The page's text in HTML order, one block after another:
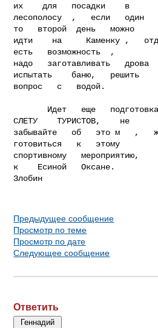
их    для   посадки    в
лесополосу  ,   если   один
то   второй  день   можно
идти    на     Каменку ,
есть   возможность  ,
надо   заготавливать
испытать    баню,   решить
вопрос   с   водой.
СЛЕТУ    ТУРИСТОВ,    не
забывайте   об   это м   ,
готовиться   к   этому
спортивному   мероприятию,
к    Есиной   Оксане.
Злобин
Предыдущее сообщение
Просмотр по теме
Просмотр по дате
Следующее сообщение
Ответить